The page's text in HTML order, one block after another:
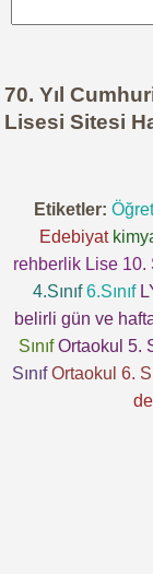
70. Yıl
Lisesi Sitesi
Etiketler:
Edebiyat
rehberlik Lise 10.
4.Sınıf 6.Sınıf
belirli gün ve
Sınıf Ortaokul 5.
Sınıf Ortaokul 6.